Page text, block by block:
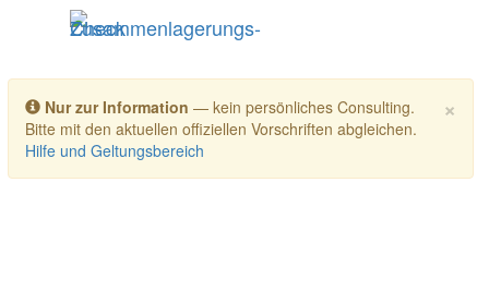
Toggle navigation
×
Nur zur Information — kein persönliches Consulting.
Bitte mit den aktuellen offiziellen Vorschriften abgleichen.
Hilfe und Geltungsbereich